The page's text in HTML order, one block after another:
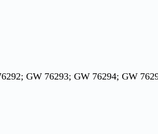
GW 76293; GW 76294; GW